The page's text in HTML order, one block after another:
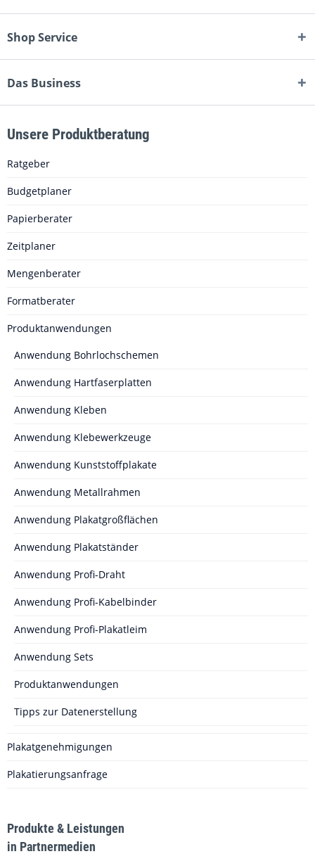
Shop Service
Das Business
Unsere Produktberatung
Ratgeber
Budgetplaner
Papierberater
Zeitplaner
Mengenberater
Formatberater
Produktanwendungen
Anwendung Bohrlochschemen
Anwendung Hartfaserplatten
Anwendung Kleben
Anwendung Klebewerkzeuge
Anwendung Kunststoffplakate
Anwendung Metallrahmen
Anwendung Plakatgroßflächen
Anwendung Plakatständer
Anwendung Profi-Draht
Anwendung Profi-Kabelbinder
Anwendung Profi-Plakatleim
Anwendung Sets
Produktanwendungen
Tipps zur Datenerstellung
Plakatgenehmigungen
Plakatierungsanfrage
Produkte & Leistungen
in Partnermedien